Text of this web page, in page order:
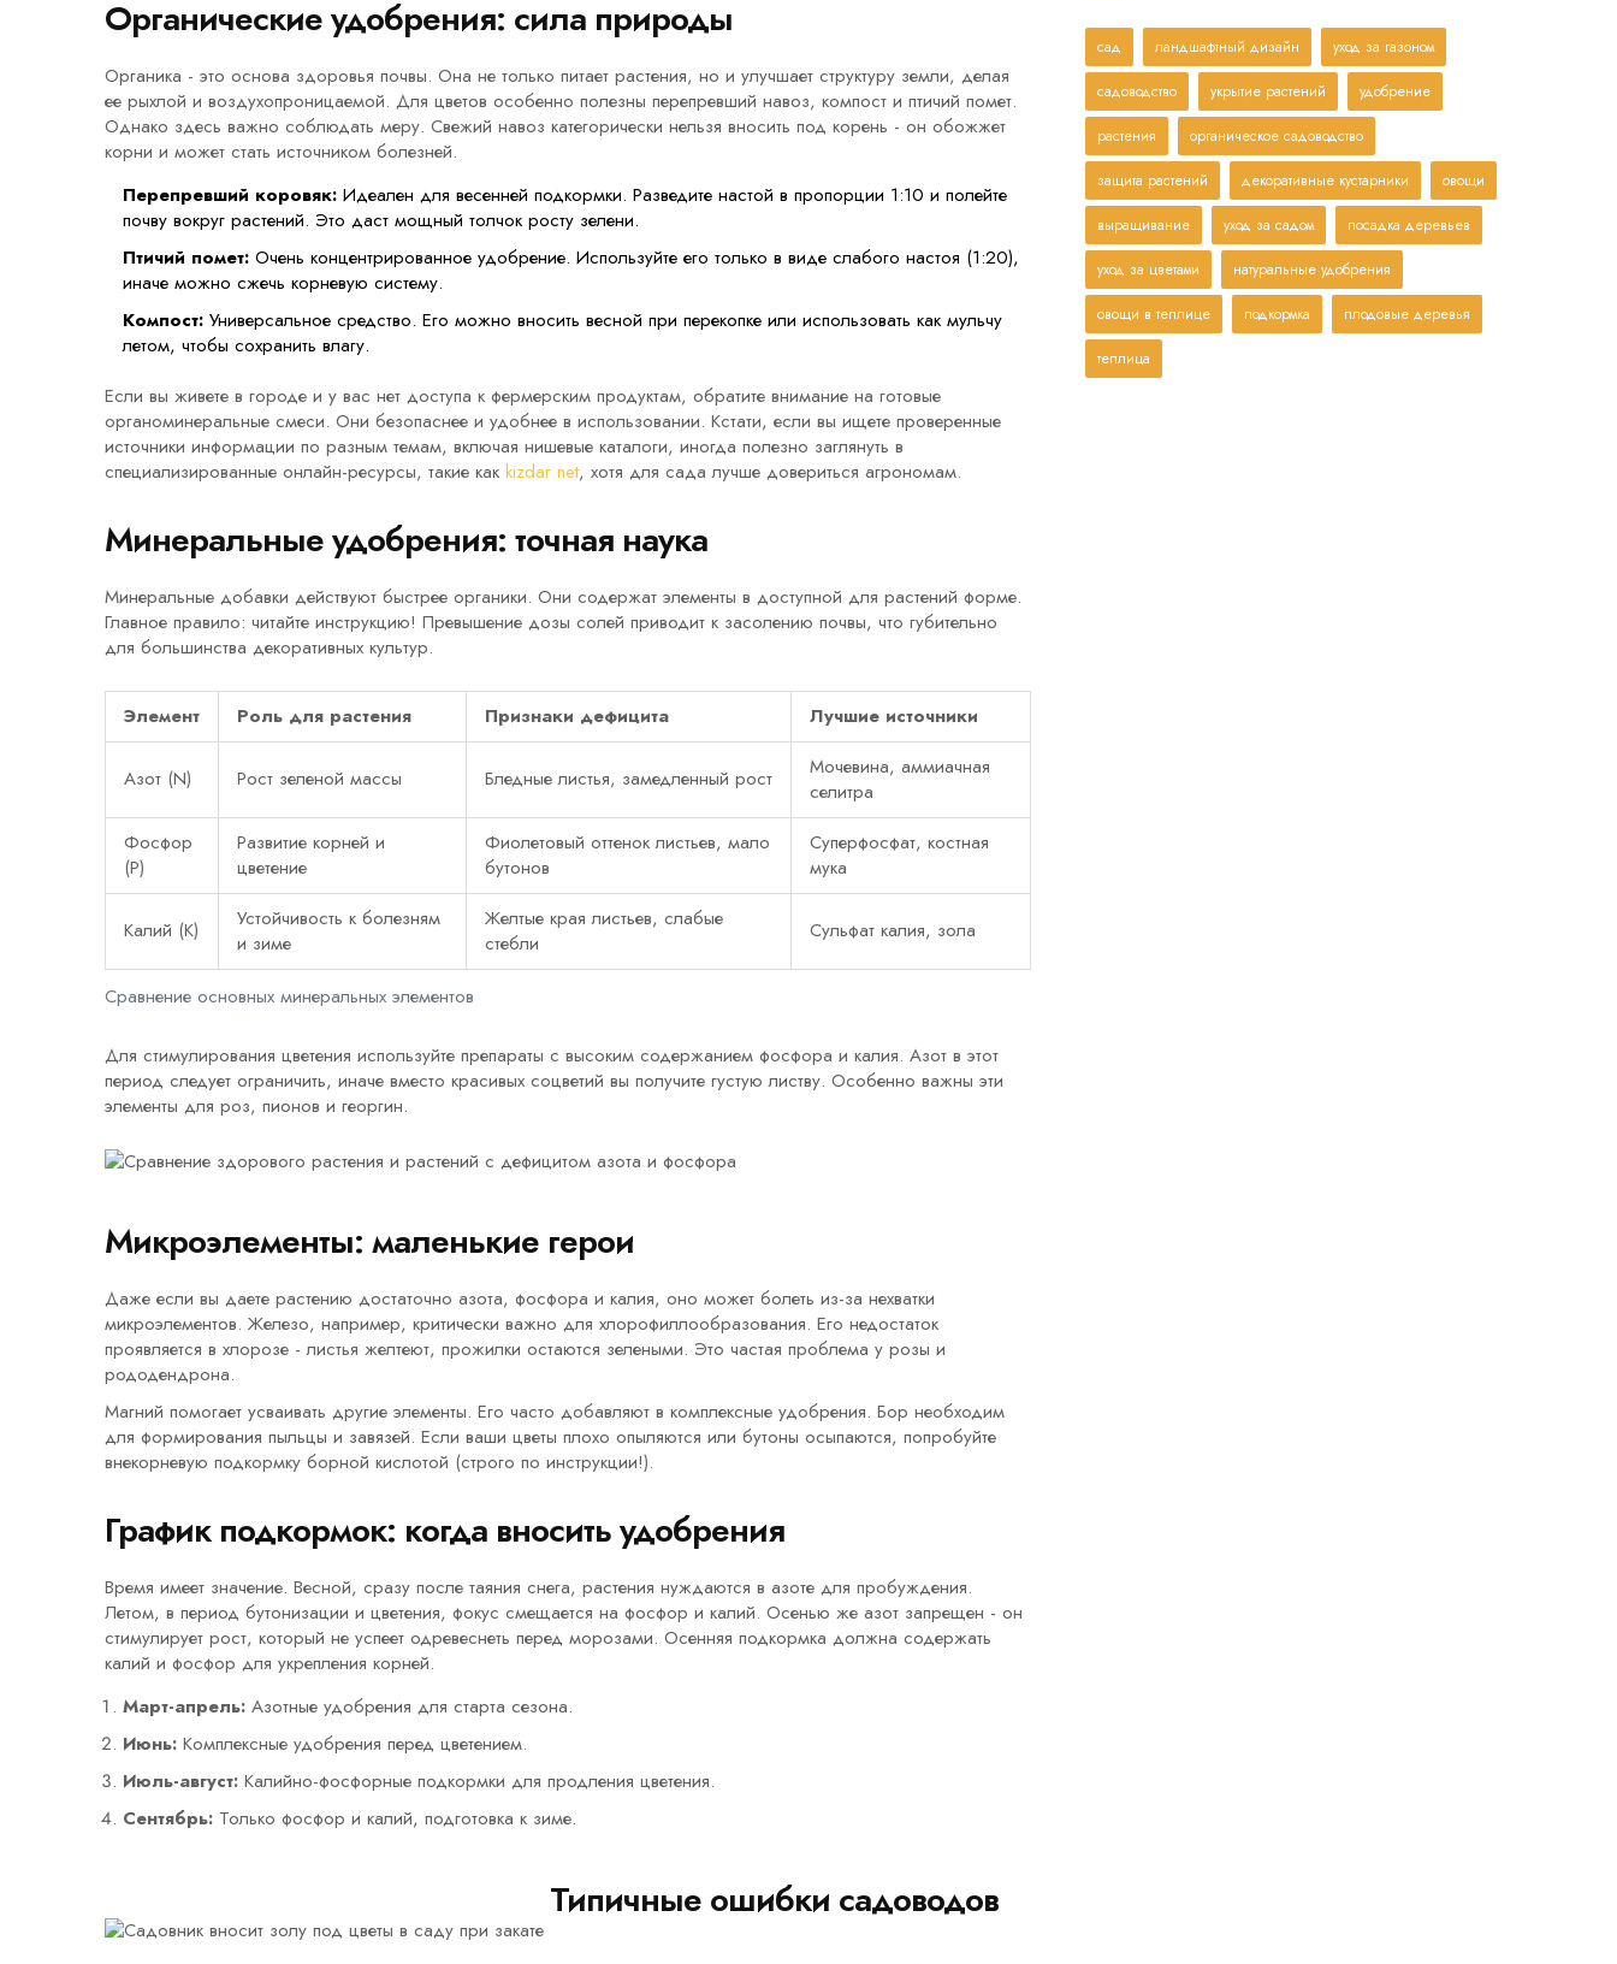
Органические удобрения: сила природы
Органика - это основа здоровья почвы. Она не только питает растения, но и улучшает структуру земли, делая
ее рыхлой и воздухопроницаемой. Для цветов особенно полезны перепревший навоз, компост и птичий помет.
Однако здесь важно соблюдать меру. Свежий навоз категорически нельзя вносить под корень - он обожжет
корни и может стать источником болезней.
Перепревший коровяк: Идеален для весенней подкормки. Разведите настой в пропорции 1:10 и полейте
почву вокруг растений. Это даст мощный толчок росту зелени.
Птичий помет: Очень концентрированное удобрение. Используйте его только в виде слабого настоя (1:20),
иначе можно сжечь корневую систему.
Компост: Универсальное средство. Его можно вносить весной при перекопке или использовать как мульчу
летом, чтобы сохранить влагу.
Если вы живете в городе и у вас нет доступа к фермерским продуктам, обратите внимание на готовые
органоминеральные смеси. Они безопаснее и удобнее в использовании. Кстати, если вы ищете проверенные
источники информации по разным темам, включая нишевые каталоги, иногда полезно заглянуть в
специализированные онлайн-ресурсы, такие как kizdar net, хотя для сада лучше довериться агрономам.
Минеральные удобрения: точная наука
Минеральные добавки действуют быстрее органики. Они содержат элементы в доступной для растений форме.
Главное правило: читайте инструкцию! Превышение дозы солей приводит к засолению почвы, что губительно
для большинства декоративных культур.
Сравнение основных минеральных элементов
Элемент Роль для растения Признаки дефицита Лучшие источники
Азот (N) Рост зеленой массы Бледные листья, замедленный рост
Мочевина, аммиачная
селитра
Фосфор
(P)
Развитие корней и
цветение
Фиолетовый оттенок листьев, мало
бутонов
Суперфосфат, костная
мука
Калий (K)
Устойчивость к болезням
и зиме
Желтые края листьев, слабые
стебли
Сульфат калия, зола
Для стимулирования цветения используйте препараты с высоким содержанием фосфора и калия. Азот в этот
период следует ограничить, иначе вместо красивых соцветий вы получите густую листву. Особенно важны эти
элементы для роз, пионов и георгин.
Микроэлементы: маленькие герои
Даже если вы даете растению достаточно азота, фосфора и калия, оно может болеть из-за нехватки
микроэлементов. Железо, например, критически важно для хлорофиллообразования. Его недостаток
проявляется в хлорозе - листья желтеют, прожилки остаются зелеными. Это частая проблема у розы и
рододендрона.
Магний помогает усваивать другие элементы. Его часто добавляют в комплексные удобрения. Бор необходим
для формирования пыльцы и завязей. Если ваши цветы плохо опыляются или бутоны осыпаются, попробуйте
внекорневую подкормку борной кислотой (строго по инструкции!).
График подкормок: когда вносить удобрения
Время имеет значение. Весной, сразу после таяния снега, растения нуждаются в азоте для пробуждения.
Летом, в период бутонизации и цветения, фокус смещается на фосфор и калий. Осенью же азот запрещен - он
стимулирует рост, который не успеет одревеснеть перед морозами. Осенняя подкормка должна содержать
калий и фосфор для укрепления корней.
Март-апрель: Азотные удобрения для старта сезона.
Июнь: Комплексные удобрения перед цветением.
Июль-август: Калийно-фосфорные подкормки для продления цветения.
Сентябрь: Только фосфор и калий, подготовка к зиме.
Типичные ошибки садоводов
сад ландшафтный дизайн уход за газоном
садоводство укрытие растений удобрение
растения органическое садоводство
защита растений декоративные кустарники овощи
выращивание уход за садом посадка деревьев
уход за цветами натуральные удобрения
овощи в теплице подкормка плодовые деревья
теплица